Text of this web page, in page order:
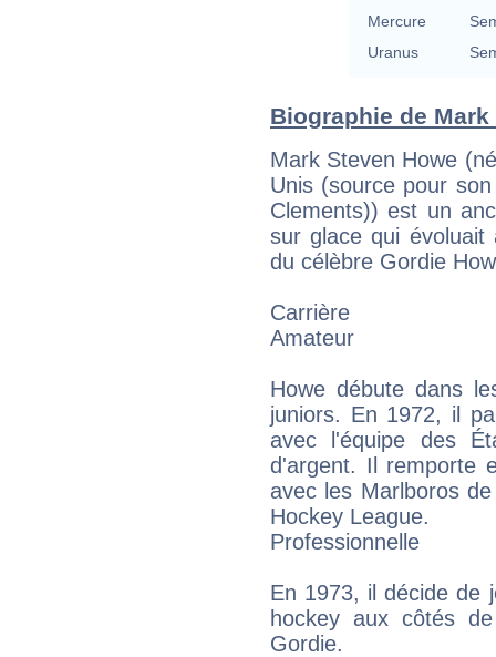
Mercure
Uranus
Biographie de
Mark Steven Howe
Unis (source pour
Clements)) est un
sur glace qui
du célèbre Gordie
Carrière
Amateur
Howe débute dans
juniors. En 1972, il
avec l'équipe des
d'argent. Il remporte
avec les Marlboros
Hockey League.
Professionnelle
En 1973, il décide de
hockey aux côtés
Gordie.